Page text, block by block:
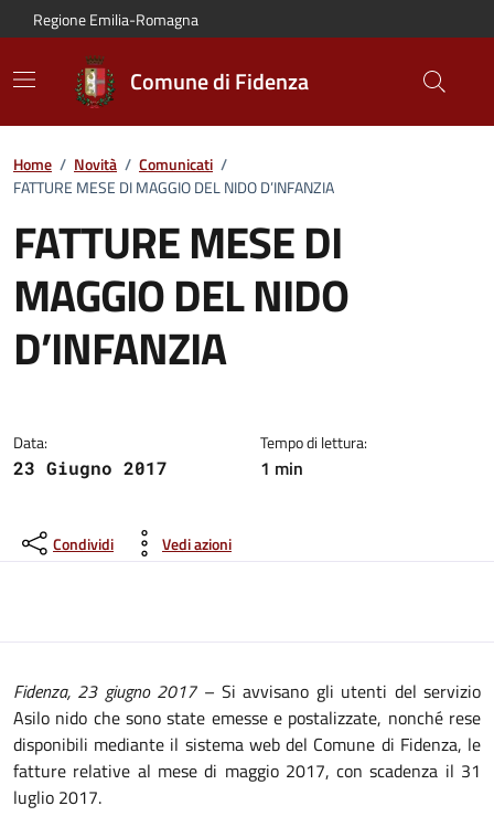
Vai al contenuto principale
Vai alla navigazione del sito
Vai al piede di pagina
Regione Emilia-Romagna
Comune di Fidenza
Home / Novità / Comunicati /
FATTURE MESE DI MAGGIO DEL NIDO D’INFANZIA
FATTURE MESE DI
MAGGIO DEL NIDO
D’INFANZIA
Data:
23 Giugno 2017
Tempo di lettura:
1 min
Condividi Vedi azioni
Fidenza, 23 giugno2017 – Si avvisano gli utenti del servizio
Asilo nido che sono state emesse e postalizzate, nonché rese
disponibili mediante il sistema web del Comune di Fidenza, le
fatture relative al mese di maggio 2017, con scadenza il 31
luglio 2017.